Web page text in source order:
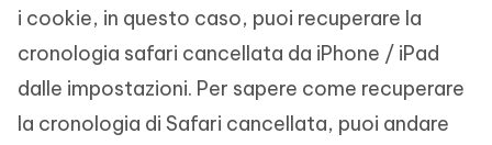
i cookie, in questo caso, puoi recuperare la
cronologia safari cancellata da iPhone / iPad
dalle impostazioni. Per sapere come recuperare
la cronologia di Safari cancellata, puoi andare